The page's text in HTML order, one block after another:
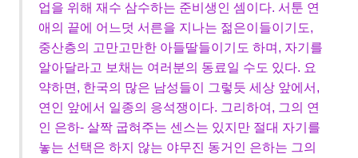
업을 위해 재수 삼수하는 준비생인 셈이다. 서툰 연
애의 끝에 어느덧 서른을 지나는 젊은이들이기도,
중산층의 고만고만한 아들딸들이기도 하며, 자기를
알아달라고 보채는 여러분의 동료일 수도 있다. 요
약하면, 한국의 많은 남성들이 그렇듯 세상 앞에서,
연인 앞에서 일종의 응석쟁이다. 그리하여, 그의 연
인 은하- 살짝 굽혀주는 센스는 있지만 절대 자기를
놓는 선택은 하지 않는 야무진 동거인 은하는 그의